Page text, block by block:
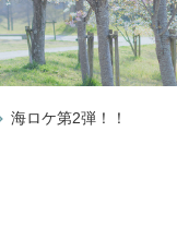
海ロケ第2弾！！